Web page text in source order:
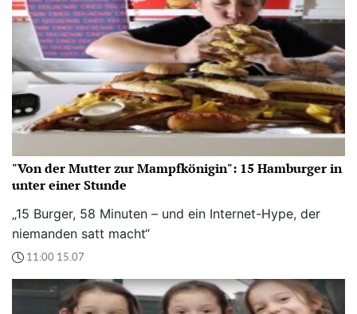
"Von der Mutter zur Mampfkönigin": 15 Hamburger in
unter einer Stunde
„15 Burger, 58 Minuten – und ein Internet-Hype, der
niemanden satt macht“
11:00 15.07